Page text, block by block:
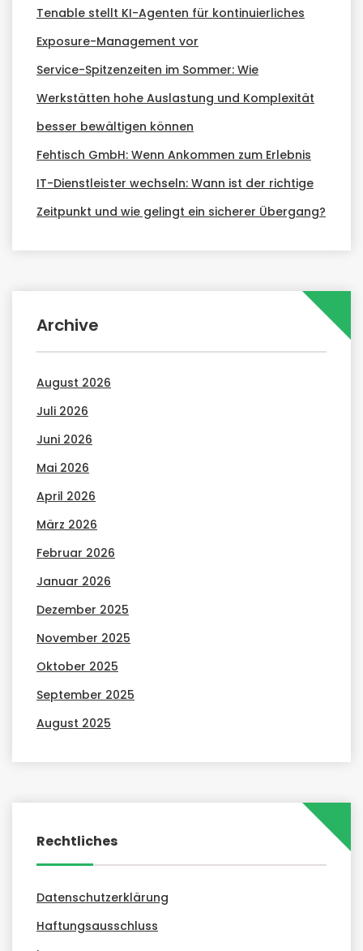
Tenable stellt KI-Agenten für kontinuierliches
Exposure-Management vor
Service-Spitzenzeiten im Sommer: Wie
Werkstätten hohe Auslastung und Komplexität
besser bewältigen können
Fehtisch GmbH: Wenn Ankommen zum Erlebnis
IT-Dienstleister wechseln: Wann ist der richtige
Zeitpunkt und wie gelingt ein sicherer Übergang?
Archive
August 2026
Juli 2026
Juni 2026
Mai 2026
April 2026
März 2026
Februar 2026
Januar 2026
Dezember 2025
November 2025
Oktober 2025
September 2025
August 2025
Rechtliches
Datenschutzerklärung
Haftungsausschluss